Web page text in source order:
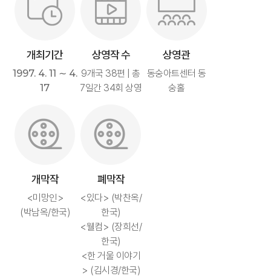
개최기간
1997. 4. 11 ∼ 4.
17
상영작 수
9개국 38편 | 총
7일간 34회 상영
상영관
동숭아트센터 동
숭홀
개막작
<미망인>
(박남옥/한국)
폐막작
<있다> (박찬옥/
한국)
<웰컴> (장희선/
한국)
<한 거울 이야기
> (김시경/한국)